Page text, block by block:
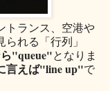
トランス、空港や
れる「行列」
"queue"となりま
言えば"line up"で